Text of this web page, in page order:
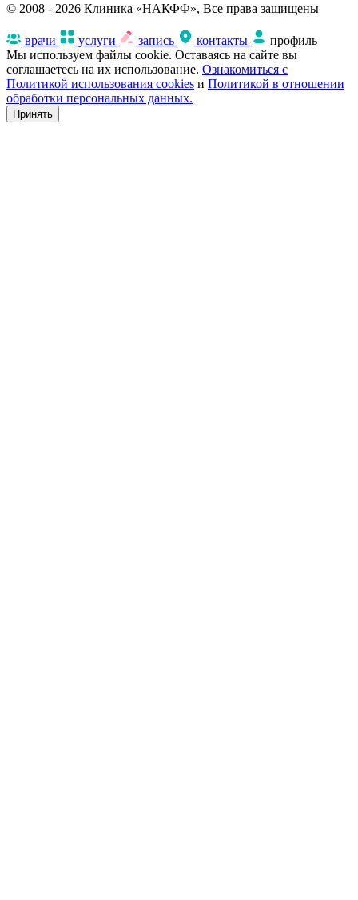
© 2008 - 2026 Клиника «НАКФФ», Все права защищены
врачи услуги запись контакты
профиль
Мы используем файлы cookie. Оставаясь на сайте вы
соглашаетесь на их использование. Ознакомиться с
Политикой использования cookies и Политикой в отношении
обработки персональных данных.
Принять